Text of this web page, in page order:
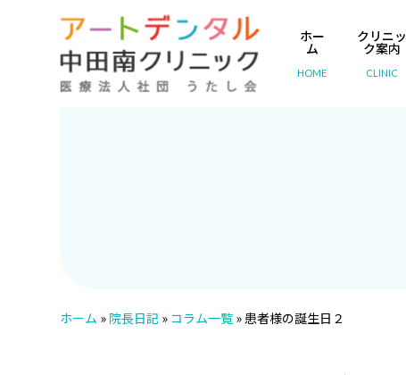
ホー
ム
HOME
クリニッ
ク案内
CLINIC
ホーム » 院長日記 » コラム一覧 »患者様の誕生日２